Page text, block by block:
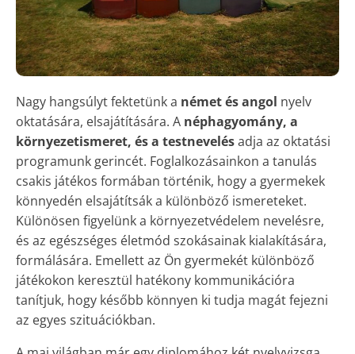
Nagy hangsúlyt fektetünk a német és angol nyelv
oktatására, elsajátítására. A néphagyomány, a
környezetismeret, és a testnevelésadja az oktatási
programunk gerincét. Foglalkozásainkon a tanulás
csakis játékos formában történik, hogy a gyermekek
könnyedén elsajátítsák a különböző ismereteket.
Különösen figyelünk a környezetvédelem nevelésre,
és az egészséges életmód szokásainak kialakítására,
formálására. Emellett az Ön gyermekét különböző
játékokon keresztül hatékony kommunikációra
tanítjuk, hogy később könnyen ki tudja magát fejezni
az egyes szituációkban.